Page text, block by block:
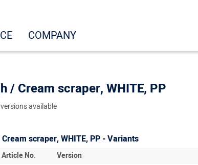
COMPANY
/ Cream scraper, WHITE, PP
available
scraper, WHITE, PP - Variants
Article No. Version